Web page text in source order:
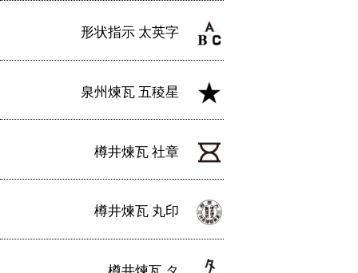
形状指示 太英字
泉州煉瓦 五稜星
樽井煉瓦 社章
樽井煉瓦 丸印